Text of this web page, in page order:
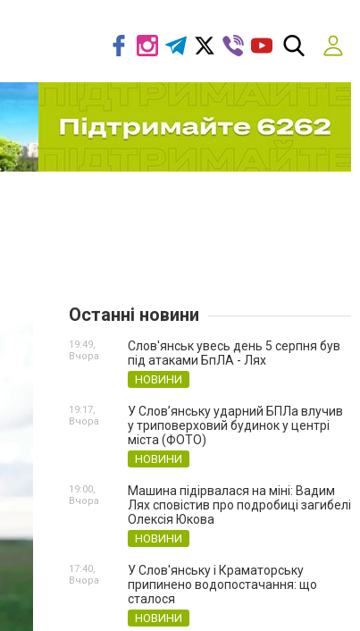
Останні новини
Слов'янськ увесь день 5 серпня був
під атаками БпЛА - Лях
НОВИНИ
19:49,
Вчора
У Слов’янську ударний БПЛа влучив
у триповерховий будинок у центрі
міста (ФОТО)
НОВИНИ
19:17,
Вчора
Машина підірвалася на міні: Вадим
Лях сповістив про подробиці загибелі
Олексія Юкова
НОВИНИ
19:00,
Вчора
У Слов'янську і Краматорську
припинено водопостачання: що
сталося
НОВИНИ
17:40,
Вчора